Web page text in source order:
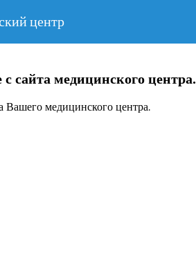
центр
сайта медицинского центра.
Вашего медицинского центра.